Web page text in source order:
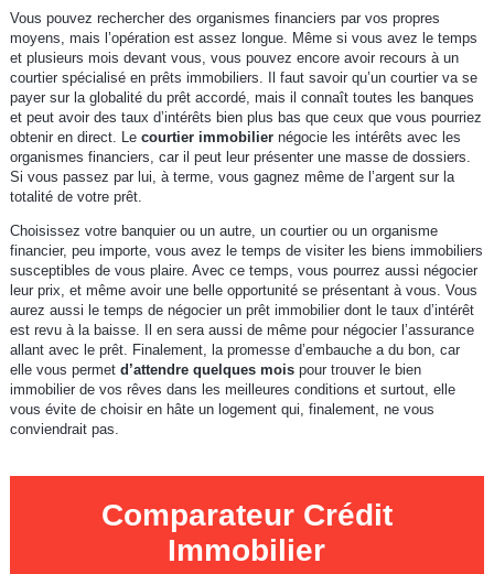
Vous pouvez rechercher des organismes financiers par vos propres
moyens, mais l’opération est assez longue. Même si vous avez le temps
et plusieurs mois devant vous, vous pouvez encore avoir recours à un
courtier spécialisé en prêts immobiliers. Il faut savoir qu’un courtier va se
payer sur la globalité du prêt accordé, mais il connaît toutes les banques
et peut avoir des taux d’intérêts bien plus bas que ceux que vous pourriez
obtenir en direct. Le courtier immobiliernégocie les intérêts avec les
organismes financiers, car il peut leur présenter une masse de dossiers.
Si vous passez par lui, à terme, vous gagnez même de l’argent sur la
totalité de votre prêt.
Choisissez votre banquier ou un autre, un courtier ou un organisme
financier, peu importe, vous avez le temps de visiter les biens immobiliers
susceptibles de vous plaire. Avec ce temps, vous pourrez aussi négocier
leur prix, et même avoir une belle opportunité se présentant à vous. Vous
aurez aussi le temps de négocier un prêt immobilier dont le taux d’intérêt
est revu à la baisse. Il en sera aussi de même pour négocier l’assurance
allant avec le prêt. Finalement, la promesse d’embauche a du bon, car
elle vous permet d’attendre quelques moispour trouver le bien
immobilier de vos rêves dans les meilleures conditions et surtout, elle
vous évite de choisir en hâte un logement qui, finalement, ne vous
conviendrait pas.
Comparateur Crédit
Immobilier